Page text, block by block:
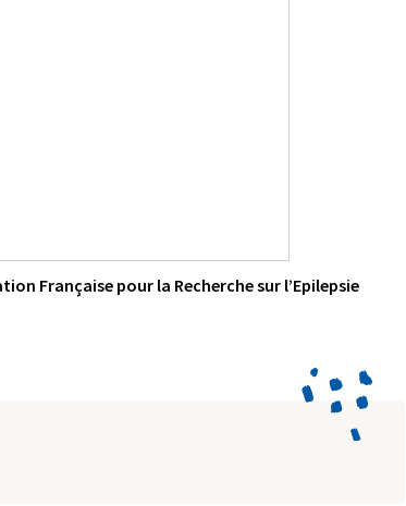
Française pour la Recherche sur l’Epilepsie